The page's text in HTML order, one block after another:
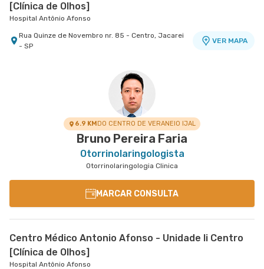
[Clínica de Olhos]
Hospital Antônio Afonso
Rua Quinze de Novembro nr. 85 - Centro, Jacarei
- SP
VER MAPA
Rua Carlos Maria Auricchio nr. 70 - Jardim
Aquarius, Sao Jose Dos Campos - SP
6.9 KMDO CENTRO DE VERANEIO IJAL
Bruno Pereira Faria
Otorrinolaringologista
Otorrinolaringologia Clinica
MARCAR CONSULTA
Centro Médico Antonio Afonso - Unidade Ii Centro
[Clínica de Olhos]
Hospital Antônio Afonso